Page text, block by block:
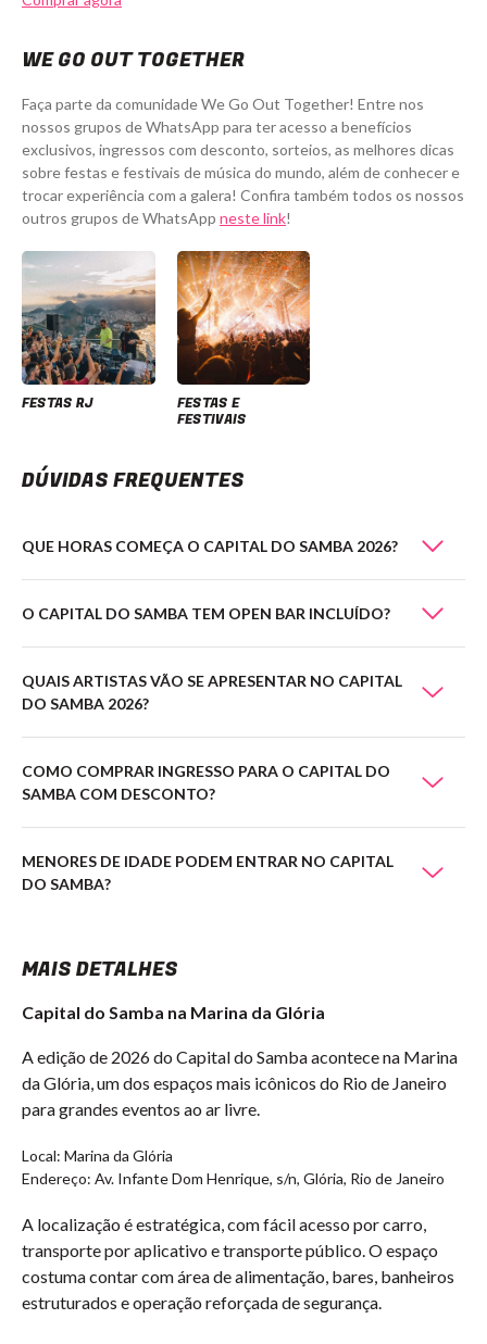
WE GO OUT TOGETHER
Faça parte da comunidade We Go Out Together! Entre nos
nossos grupos de WhatsApp para ter acesso a benefícios
exclusivos, ingressos com desconto, sorteios, as melhores dicas
sobre festas e festivais de música do mundo, além de conhecer e
trocar experiência com a galera! Confira também todos os nossos
outros grupos de WhatsApp neste link!
FESTAS RJ
FESTAS E
FESTIVAIS
DÚVIDAS FREQUENTES
QUE HORAS COMEÇA O CAPITAL DO SAMBA 2026?
O CAPITAL DO SAMBA TEM OPEN BAR INCLUÍDO?
QUAIS ARTISTAS VÃO SE APRESENTAR NO CAPITAL
DO SAMBA 2026?
COMO COMPRAR INGRESSO PARA O CAPITAL DO
SAMBA COM DESCONTO?
MENORES DE IDADE PODEM ENTRAR NO CAPITAL
DO SAMBA?
MAIS DETALHES
Capital do Samba na Marina da Glória
A edição de 2026 do Capital do Samba acontece na Marina
da Glória, um dos espaços mais icônicos do Rio de Janeiro
para grandes eventos ao ar livre.
Local: Marina da Glória
Endereço: Av. Infante Dom Henrique, s/n, Glória, Rio de Janeiro
A localização é estratégica, com fácil acesso por carro,
transporte por aplicativo e transporte público. O espaço
costuma contar com área de alimentação, bares, banheiros
estruturados e operação reforçada de segurança.